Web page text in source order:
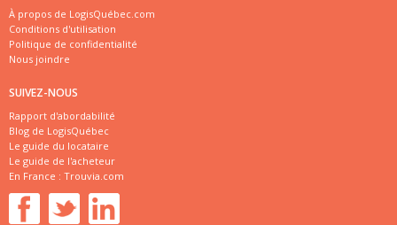
À propos de LogisQuébec.com
Conditions d'utilisation
Politique de confidentialité
Nous joindre
SUIVEZ-NOUS
Rapport d'abordabilité
Blog de LogisQuébec
Le guide du locataire
Le guide de l'acheteur
En France : Trouvia.com